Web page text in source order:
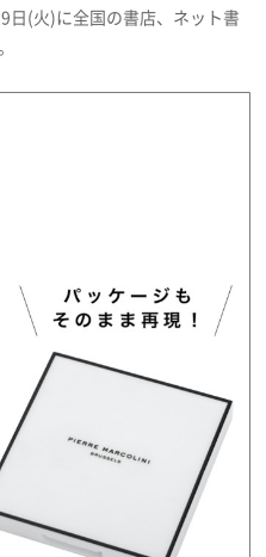
日(火)に全国の書店、ネット書